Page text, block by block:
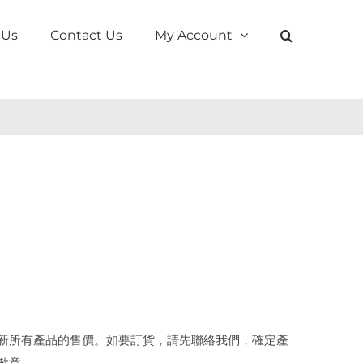
Contact Us My Account
所有產品的售價。如要訂貨，請先聯絡我們，確定產